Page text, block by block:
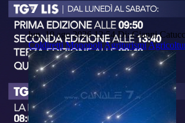
lun, 10 ago 2026 12:54 Di: Gianni
Coldiretti Monopoli Agriturismi